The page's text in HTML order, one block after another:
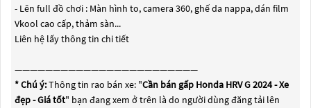
- Lên full đồ chơi : Màn hình to, camera 360, ghế da nappa, dán film
Vkool cao cấp, thảm sàn...
Liên hệ lấy thông tin chi tiết
————————————————————————
* Chú ý:Thông tin rao bán xe: "Cần bán gấp Honda HRV G 2024 - Xe
đẹp - Giá tốt" bạn đang xem ở trên là do người dùng đăng tải lên